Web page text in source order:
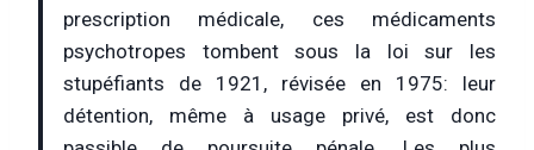
prescription médicale, ces médicaments
psychotropes tombent sous la loi sur les
stupéfiants de 1921, révisée en 1975: leur
détention, même à usage privé, est donc